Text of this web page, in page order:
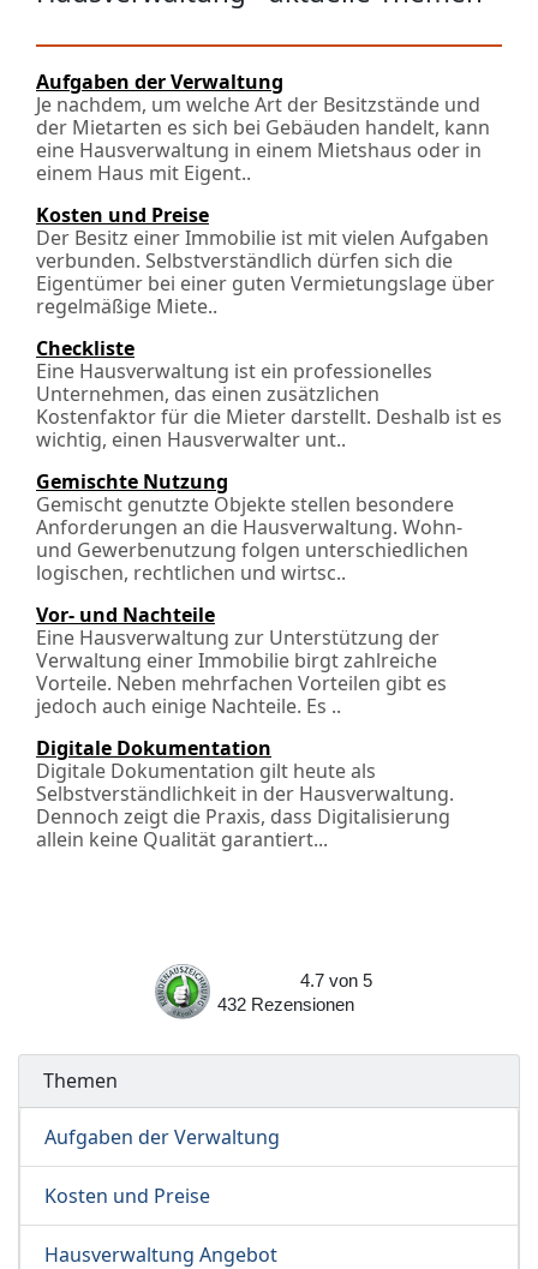
Aufgaben der Verwaltung
Je nachdem, um welche Art der Besitzstände und
der Mietarten es sich bei Gebäuden handelt, kann
eine Hausverwaltung in einem Mietshaus oder in
einem Haus mit Eigen­t..
Kosten und Preise
Der Besitz einer Immobilie ist mit vielen Aufgaben
verbunden. Selbstverständlich dürfen sich die
Eigentümer bei einer guten Vermietungslage über
regelmäßige Miete..
Checkliste
Eine Hausverwaltung ist ein professionelles
Unternehmen, das einen zusätzlichen
Kostenfaktor für die Mieter darstellt. Deshalb ist es
wichtig, einen Hausverwalter unt..
Gemischte Nutzung
Gemischt genutzte Objekte stellen besondere
Anforderungen an die Hausverwaltung. Wohn-
und Gewerbenutzung folgen unterschiedlichen
logischen, rechtlichen und wirt­sc..
Vor- und Nachteile
Eine Hausverwaltung zur Unterstützung der
Verwaltung einer Immobilie birgt zahlreiche
Vorteile. Neben mehrfachen Vorteilen gibt es
jedoch auch einige Nachteile. Es ..
Digitale Dokumentation
Digitale Dokumentation gilt heute als
Selbstverständlichkeit in der Hausverwaltung.
Dennoch zeigt die Praxis, dass Digitalisierung
allein keine Qualität garantiert...
4.7 von 5
432
Rezensionen
Themen
Aufgaben der Verwaltung
Kosten und Preise
Hausverwaltung Angebot